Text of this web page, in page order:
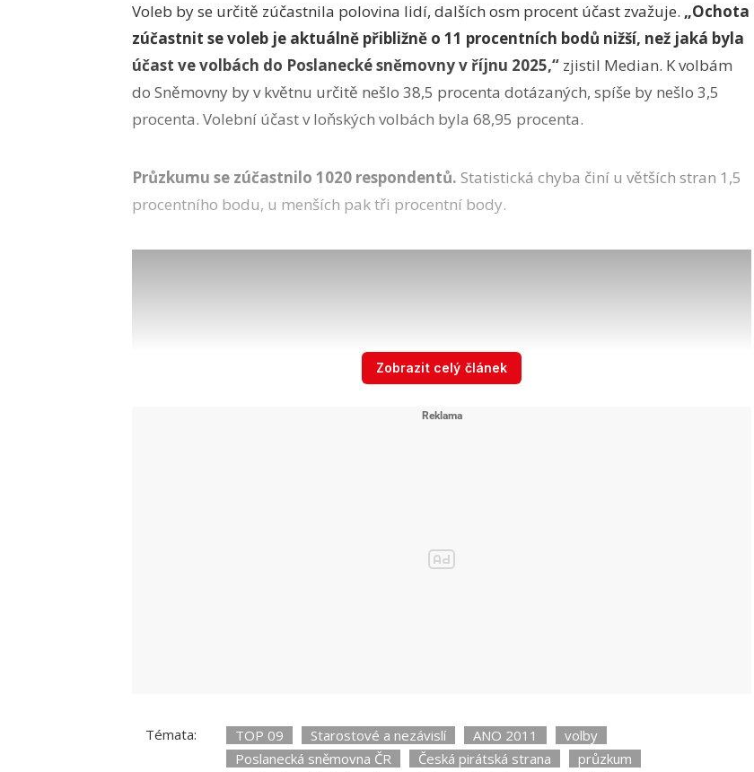
Voleb by se určitě zúčastnila polovina lidí, dalších osm procent účast zvažuje. „Ochota
zúčastnit se voleb je aktuálně přibližně o 11 procentních bodů nižší, než jaká byla
účast ve volbách do Poslanecké sněmovny v říjnu 2025,“ zjistil Median. K volbám
do Sněmovny by v květnu určitě nešlo 38,5 procenta dotázaných, spíše by nešlo 3,5
procenta. Volební účast v loňských volbách byla 68,95 procenta.
Průzkumu se zúčastnilo 1020 respondentů. Statistická chyba činí u větších stran 1,5
procentního bodu, u menších pak tři procentní body.
Zobrazit celý článek
Témata: TOP 09 Starostové a nezávislí ANO 2011
volby
Poslanecká sněmovna ČR
Česká pirátská strana
průzkum